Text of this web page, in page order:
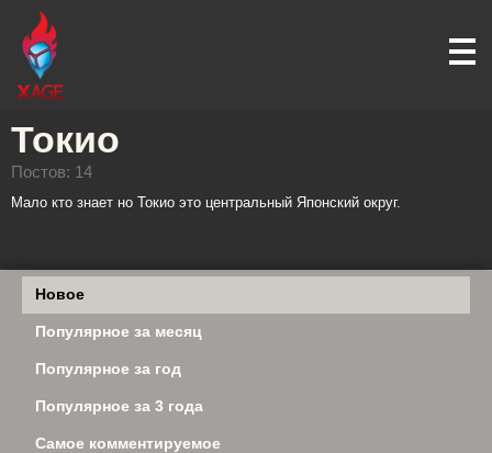
Токио
Постов: 14
Мало кто знает но Токио это центральный Японский округ.
Новое
Популярное за месяц
Популярное за год
Популярное за 3 года
Самое комментируемое